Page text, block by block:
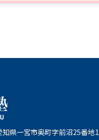
知県一宮市奥町字前沼25番地1